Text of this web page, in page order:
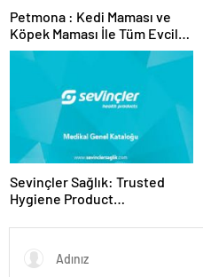
Petmona : Kedi Maması ve
Köpek Maması İle Tüm Evcil
Hayvan Ürünleri
Sevinçler Sağlık: Trusted
Hygiene Product